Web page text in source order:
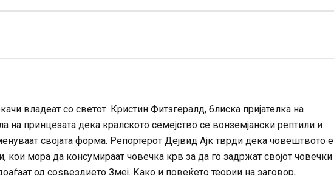
владеат со светот. Кристин Фитзгералд, блиска пријателка на
на принцезата дека кралското семејство се вонземјански рептили и
својата форма. Репортерот Дејвид Ајк тврди дека човештвото е
кои мора да консумираат човечка крв за да го задржат својот човечки
од соѕвездието Змеј. Како и повеќето теории на заговор,